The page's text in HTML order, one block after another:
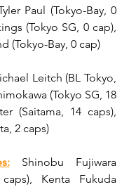
Paul (Tokyo-Bay, 0
(Tokyo SG, 0 cap),
(Tokyo-Bay, 0 cap)
Leitch (BL Tokyo,
(Tokyo SG, 18
(Saitama, 14 caps),
2 caps)
Shinobu Fujiwara
Kenta Fukuda